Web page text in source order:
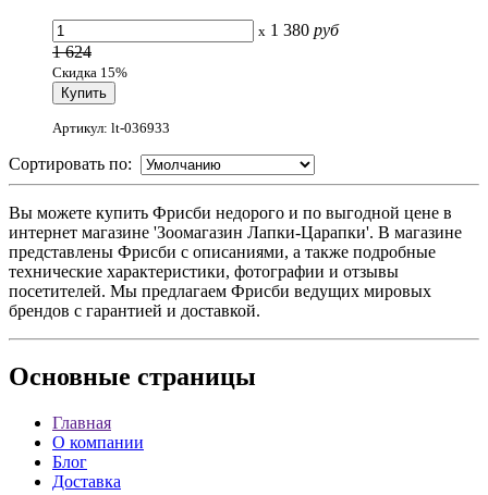
x 1 380 руб
1 624
Скидка 15%
Артикул: lt-036933
Сортировать по:
Вы можете купить Фрисби недорого и по выгодной цене в
интернет магазине 'Зоомагазин Лапки-Царапки'. В магазине
представлены Фрисби с описаниями, а также подробные
технические характеристики, фотографии и отзывы
посетителей. Мы предлагаем Фрисби ведущих мировых
брендов с гарантией и доставкой.
Основные страницы
Главная
О компании
Блог
Доставка